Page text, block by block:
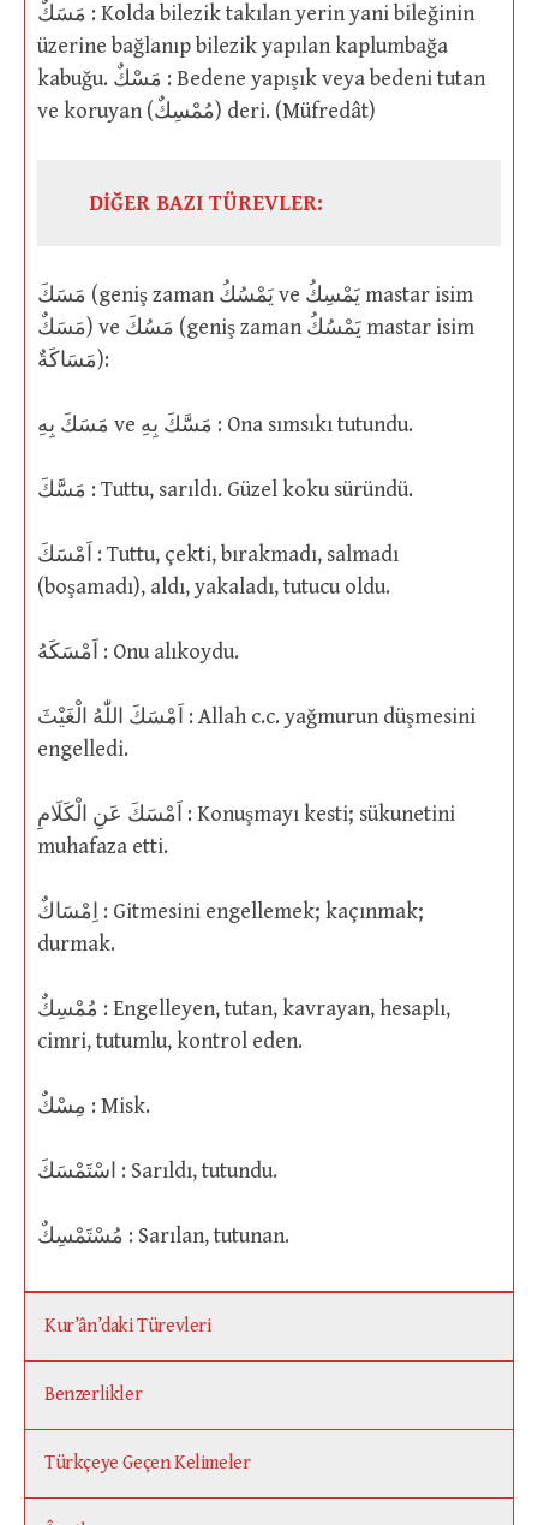
مَسَكٌ : Kolda bilezik takılan yerin yani bileğinin
üzerine bağlanıp bilezik yapılan kaplumbağa
kabuğu. مَسْكٌ : Bedene yapışık veya bedeni tutan
ve koruyan (مُمْسِكٌ) deri. (Müfredât)
DİĞER BAZI TÜREVLER:
مَسَكَ (geniş zaman يَمْسُكُ ve يَمْسِكُ mastar isim
مَسَكٌ) ve مَسُكَ (geniş zaman يَمْسُكُ mastar isim
مَسَاكَةٌ):
مَسَكَ بِهِ ve مَسَّكَ بِهِ : Ona sımsıkı tutundu.
مَسَّكَ : Tuttu, sarıldı. Güzel koku süründü.
اَمْسَكَ : Tuttu, çekti, bırakmadı, salmadı
(boşamadı), aldı, yakaladı, tutucu oldu.
اَمْسَكَهُ : Onu alıkoydu.
اَمْسَكَ اللّٰهُ الْغَيْثَ : Allah c.c. yağmurun düşmesini
engelledi.
اَمْسَكَ عَنِ الْكَلَامِ : Konuşmayı kesti; sükunetini
muhafaza etti.
اِمْسَاكٌ : Gitmesini engellemek; kaçınmak;
durmak.
مُمْسِكٌ : Engelleyen, tutan, kavrayan, hesaplı,
cimri, tutumlu, kontrol eden.
مِسْكٌ : Misk.
اسْتَمْسَكَ : Sarıldı, tutundu.
مُسْتَمْسِكٌ : Sarılan, tutunan.
Kur’ân’daki Türevleri
Benzerlikler
Türkçeye Geçen Kelimeler